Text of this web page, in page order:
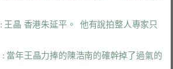
: 王晶 香港朱延平。  他有說拍整人專家只
: 當年王晶力捧的陳浩南的確幹掉了過氣的